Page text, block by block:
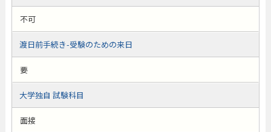
不可
渡日前手続き-受験のための来日
要
大学独自 試験科目
面接